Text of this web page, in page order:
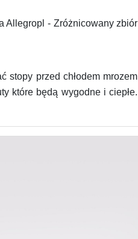
Allegropl - Zróżnicowany zbiór
stopy przed chłodem mrozem
które będą wygodne i ciepłe.